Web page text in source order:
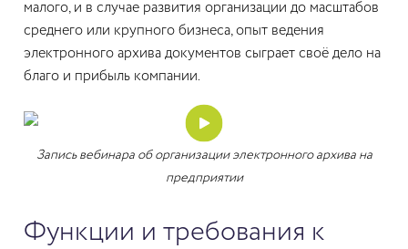
малого, и в случае развития организации до масштабов
среднего или крупного бизнеса, опыт ведения
электронного архива документов сыграет своё дело на
благо и прибыль компании.
Запись вебинара об организации электронного архива на
предприятии
Функции и требования к